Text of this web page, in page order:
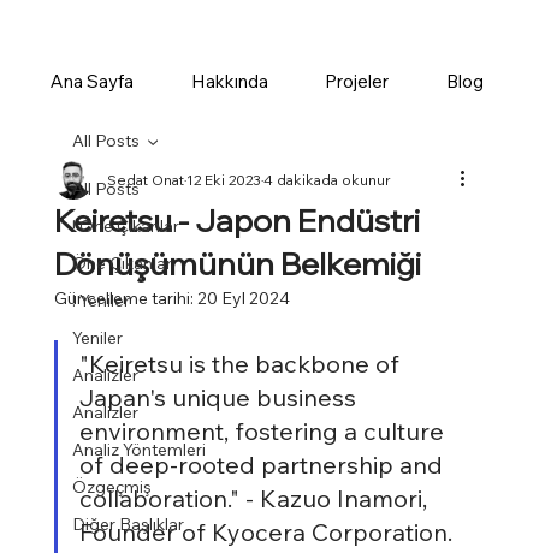
Ana Sayfa Hakkında Projeler Blog
All Posts
! Öne Çıkanlar
Öne Çıkanlar
! Yeniler
Yeniler
Analizler
Analizler
Analiz Yöntemleri
Özgeçmiş
Diğer Başlıklar
All Posts
Keiretsu - Japon Endüstri
Dönüşümünün Belkemiği
Sedat Onat12 Eki 20234 dakikada okunur
Güncelleme tarihi: 20 Eyl 2024
"Keiretsu is the backbone of
Japan's unique business
environment, fostering a culture
of deep-rooted partnership and
collaboration." - Kazuo Inamori,
Founder of Kyocera Corporation.